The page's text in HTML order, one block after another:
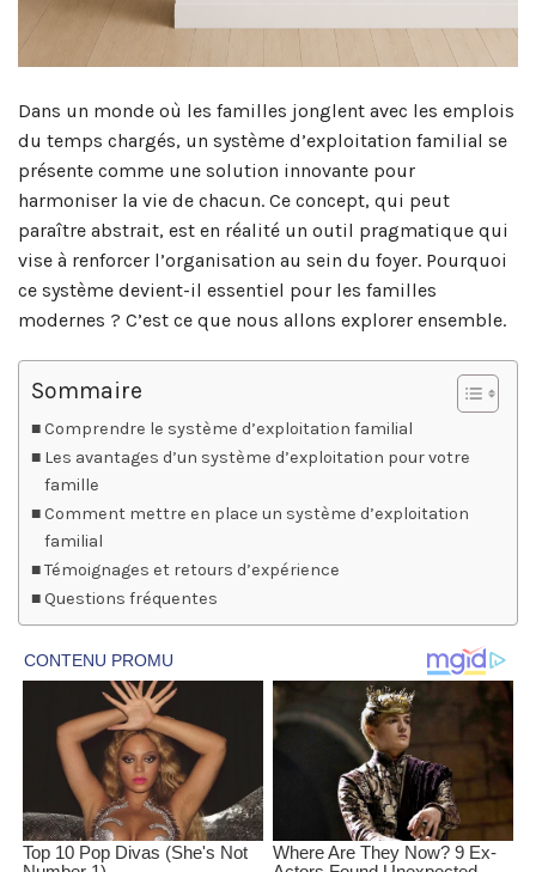
Dans un monde où les familles jonglent avec les emplois
du temps chargés, un système d’exploitation familial se
présente comme une solution innovante pour
harmoniser la vie de chacun. Ce concept, qui peut
paraître abstrait, est en réalité un outil pragmatique qui
vise à renforcer l’organisation au sein du foyer. Pourquoi
ce système devient-il essentiel pour les familles
modernes ? C’est ce que nous allons explorer ensemble.
Sommaire
Comprendre le système d’exploitation familial
Les avantages d’un système d’exploitation pour votre
famille
Comment mettre en place un système d’exploitation
familial
Témoignages et retours d’expérience
Questions fréquentes